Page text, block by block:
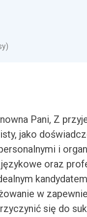
Pani, Z
jako
i
oraz
w
się do